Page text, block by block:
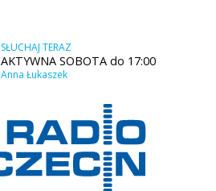
SŁUCHAJ TERAZ
AKTYWNA SOBOTA do 17:00
Anna Łukaszek